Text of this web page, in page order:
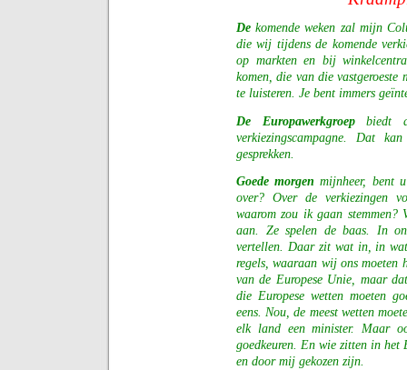
Dekomende weken zal mijn
die wij tijdens de komende
op markten en bij
komen, die van die vastgeroeste
te luisteren. Je bent immers
De Europawerkgroepbiedt
verkiezingscampagne. Dat
gesprekken.
Goede morgen mijnheer, bent
over? Over de verkiezingen
waarom zou ik gaan stemmen?
aan. Ze spelen de baas. In
vertellen. Daar zit wat in, in
regels, waaraan wij ons moeten
van de Europese Unie, maar
die Europese wetten moeten
eens. Nou, de meest wetten
elk land een minister. Maar
goedkeuren. En wie zitten in het
en door mij gekozen zijn.